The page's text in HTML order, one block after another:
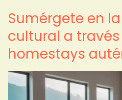
Sumérgete en
cultural a
homestays